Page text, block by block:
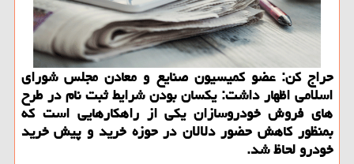
حراج كن: عضو كمیسیون صنایع و معادن مجلس شورای
اسلامی اظهار داشت: یكسان بودن شرایط ثبت نام در طرح
های فروش خودروسازان یكی از راهكارهایی است كه
بمنظور كاهش حضور دلالان در حوزه خرید و پیش خرید
خودرو لحاظ شد.